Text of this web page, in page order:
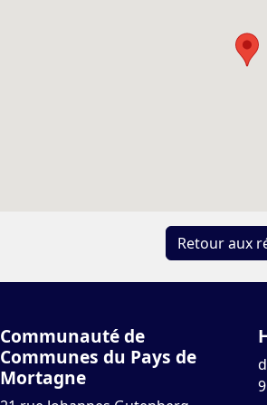
Retour aux
Communauté de
Communes du Pays de
Mortagne